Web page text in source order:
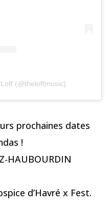
(@theloffmusic)
prochaines dates
!
HAUBOURDIN
d’Havré x Fest.